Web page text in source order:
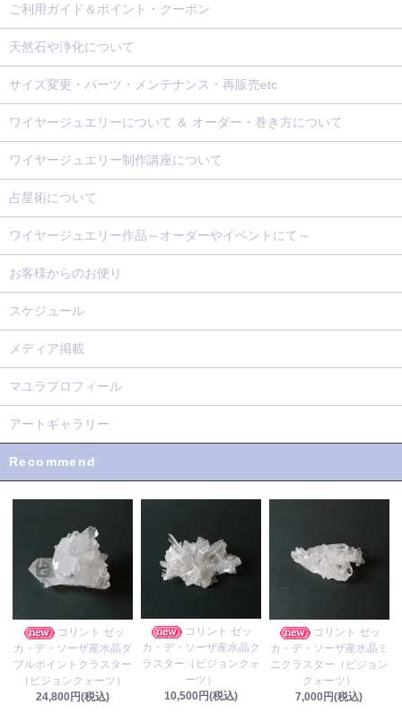
ご利用ガイド＆ポイント・クーポン
天然石や浄化について
サイズ変更・パーツ・メンテナンス・再販売etc
ワイヤージュエリーについて ＆ オーダー・巻き方について
ワイヤージュエリー制作講座について
占星術について
ワイヤージュエリー作品～オーダーやイベントにて～
お客様からのお便り
スケジュール
メディア掲載
マユラプロフィール
アートギャラリー
Recommend
コリント ゼッ
カ・デ・ソーザ産水晶ダ
ブルポイントクラスター
（ビジョンクォーツ）
24,800円(税込)
コリント ゼッ
カ・デ・ソーザ産水晶ク
ラスター（ビジョンクォ
ーツ）
10,500円(税込)
コリント ゼッ
カ・デ・ソーザ産水晶ミ
ニクラスター（ビジョン
クォーツ）
7,000円(税込)